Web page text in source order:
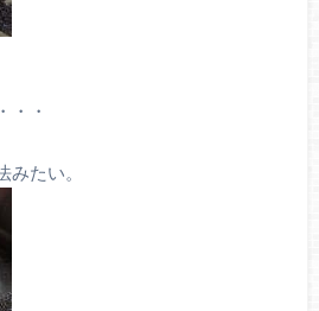
・・
たい。